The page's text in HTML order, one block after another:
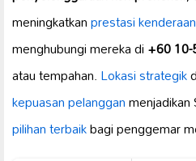
meningkatkanprestasi kenderaan
menghubungi mereka di+60
atau tempahan.Lokasi strategik
kepuasan pelanggan
pilihan terbaikbagi penggemar